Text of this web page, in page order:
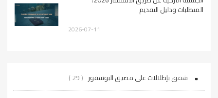
المتطلبات ودليل التقديم
2026-07-11
شقق بإطلالات على مضيق البوسفور ( 29 )